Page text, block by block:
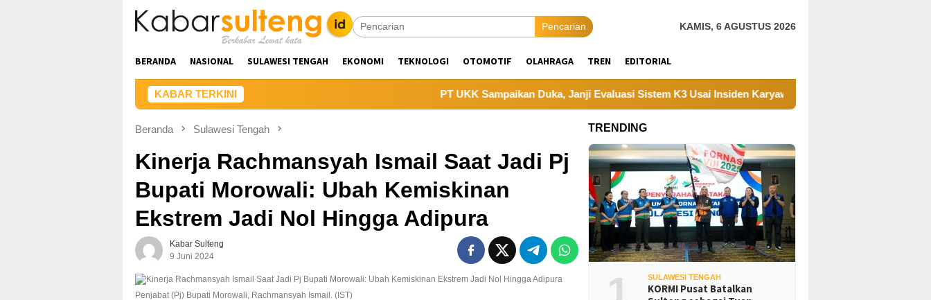
Pencarian KAMIS, 6 AGUSTUS 2026
BERANDA NASIONAL SULAWESI TENGAH EKONOMI TEKNOLOGI OTOMOTIF OLAHRAGA TREN EDITORIAL
KABAR TERKINI PT UKK Sampaikan Duka, Janji Evaluasi Sistem K3 Usai Insiden Karyawan di Area Operasional
Beranda Sulawesi Tengah
Kinerja Rachmansyah Ismail Saat Jadi Pj
Bupati Morowali: Ubah Kemiskinan
Ekstrem Jadi Nol Hingga Adipura
Kabar Sulteng
9 Juni 2024
Penjabat (Pj) Bupati Morowali, Rachmansyah Ismail. (IST)
TRENDING
SULAWESI TENGAH
KORMI Pusat Batalkan